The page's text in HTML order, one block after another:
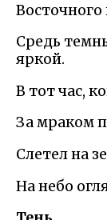
Восточного
Средь
яркой.
В тот час,
За мраком
Слетел на
На небо